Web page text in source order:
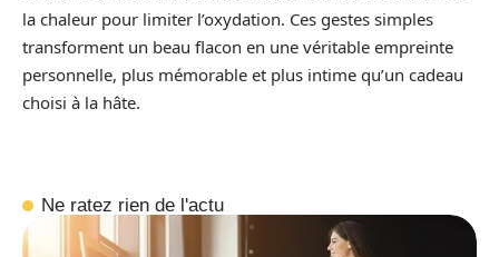
la chaleur pour limiter l’oxydation. Ces gestes simples
transforment un beau flacon en une véritable empreinte
personnelle, plus mémorable et plus intime qu’un cadeau
choisi à la hâte.
Ne ratez rien de l'actu